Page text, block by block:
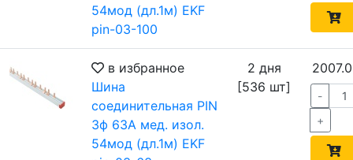
54мод (дл.1м) EKF
pin-03-100
в избранное
Шина
соединительная PIN
3ф 63А мед. изол.
54мод (дл.1м) EKF
2 дня
[536 шт]
-
+